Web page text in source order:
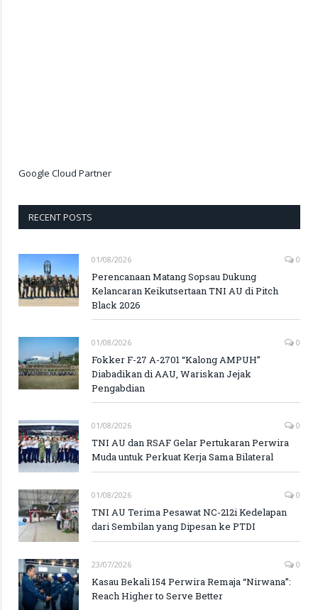
Google Cloud Partner
RECENT POSTS
01/08/2026 0
Perencanaan Matang Sopsau Dukung
Kelancaran Keikutsertaan TNI AU di Pitch
Black 2026
01/08/2026 0
Fokker F-27 A-2701 “Kalong AMPUH”
Diabadikan di AAU, Wariskan Jejak
Pengabdian
01/08/2026 0
TNI AU dan RSAF Gelar Pertukaran Perwira
Muda untuk Perkuat Kerja Sama Bilateral
01/08/2026 0
TNI AU Terima Pesawat NC-212i Kedelapan
dari Sembilan yang Dipesan ke PTDI
23/07/2026 0
Kasau Bekali 154 Perwira Remaja “Nirwana”:
Reach Higher to Serve Better